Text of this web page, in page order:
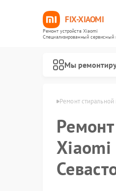
FIX-XIAOMI
Ремонт устройств Xiaomi
Специализированный cервисный
Мы
в Севастополе Ремонт
Xiaomi